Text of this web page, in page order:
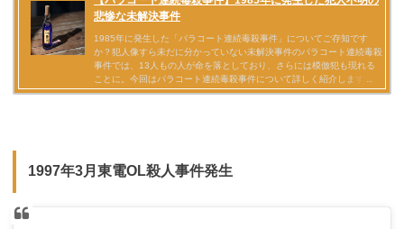
1997年3月東電OL殺人事件発生